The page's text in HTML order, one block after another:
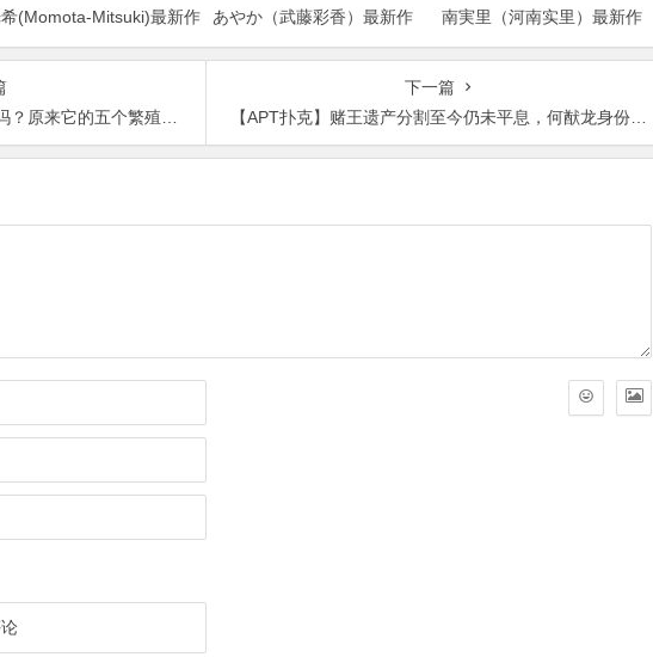
(Momota-Mitsuki)最新作
01/02发布！
あやか（武藤彩香）最新作
品2023/01/19发布！
南実里（河南实里）最新作
品2021-08-26发布！
的五个繁殖体是这样诞生的
下一篇
【APT扑克】赌王遗产分割至今仍未平息，何猷龙身份是谜大权都在何超琼手中